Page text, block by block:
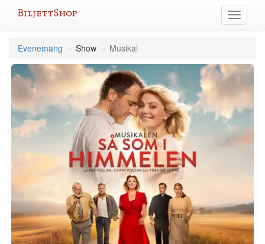
Växla
meny
Evenemang
Show Musikal